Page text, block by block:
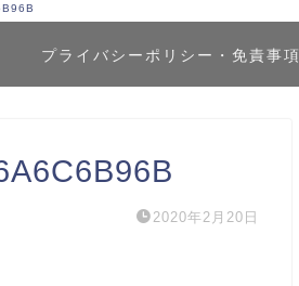
プライバシーポリシー・免責事項
2020年2月20日